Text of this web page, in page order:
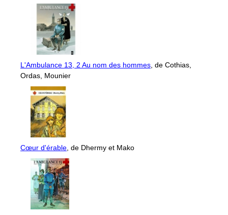
L'Ambulance 13, 2 Au nom des hommes , de Cothias,
Ordas, Mounier
Cœur d'érable , de Dhermy et Mako